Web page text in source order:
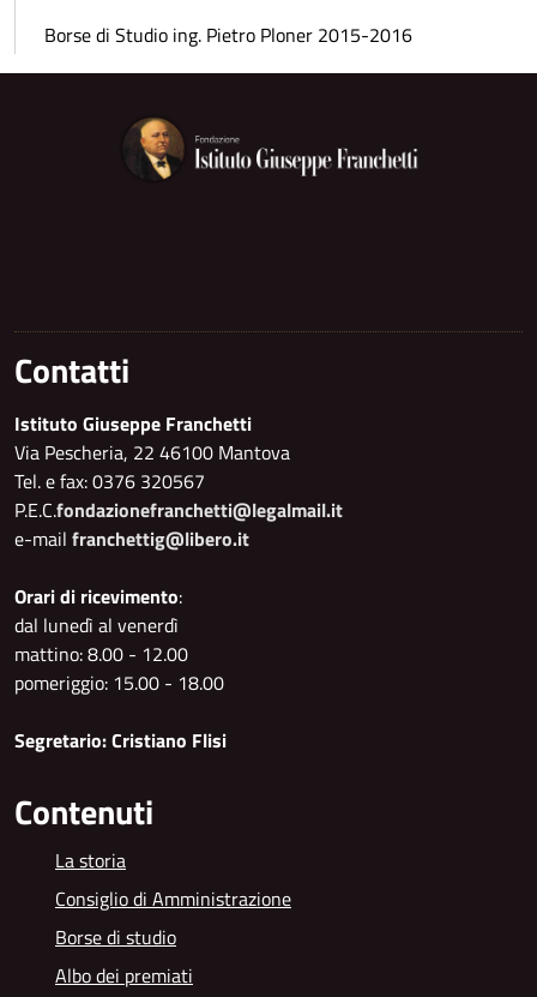
Borse di Studio ing. Pietro Ploner 2015-2016
Contatti
Istituto Giuseppe Franchetti
Via Pescheria, 22 46100 Mantova
Tel. e fax: 0376 320567
P.E.C.fondazionefranchetti@legalmail.it
e-mail franchettig@libero.it
Orari di ricevimento:
dal lunedì al venerdì
mattino: 8.00 - 12.00
pomeriggio: 15.00 - 18.00
Segretario: Cristiano Flisi
Contenuti
La storia
Consiglio di Amministrazione
Borse di studio
Albo dei premiati